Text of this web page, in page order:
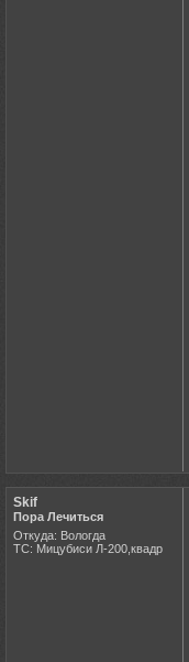
Skif
Пора Лечиться
Откуда: Вологда
ТС: Мицубиси Л-200,квадр